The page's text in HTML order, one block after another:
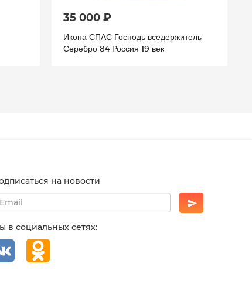
35 000 ₽
Икона СПАС Господь вседержитель
Серебро 84 Россия 19 век
на новости
в социальных сетях: